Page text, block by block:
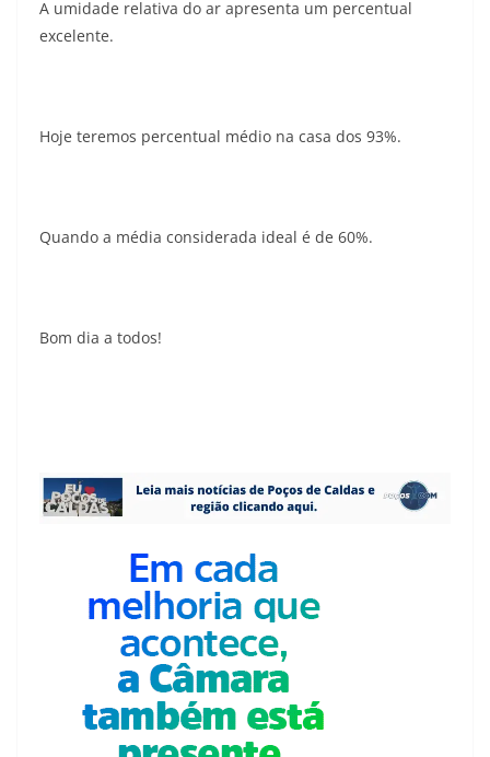
A umidade relativa do ar apresenta um percentual
excelente.
Hoje teremos percentual médio na casa dos 93%.
Quando a média considerada ideal é de 60%.
Bom dia a todos!